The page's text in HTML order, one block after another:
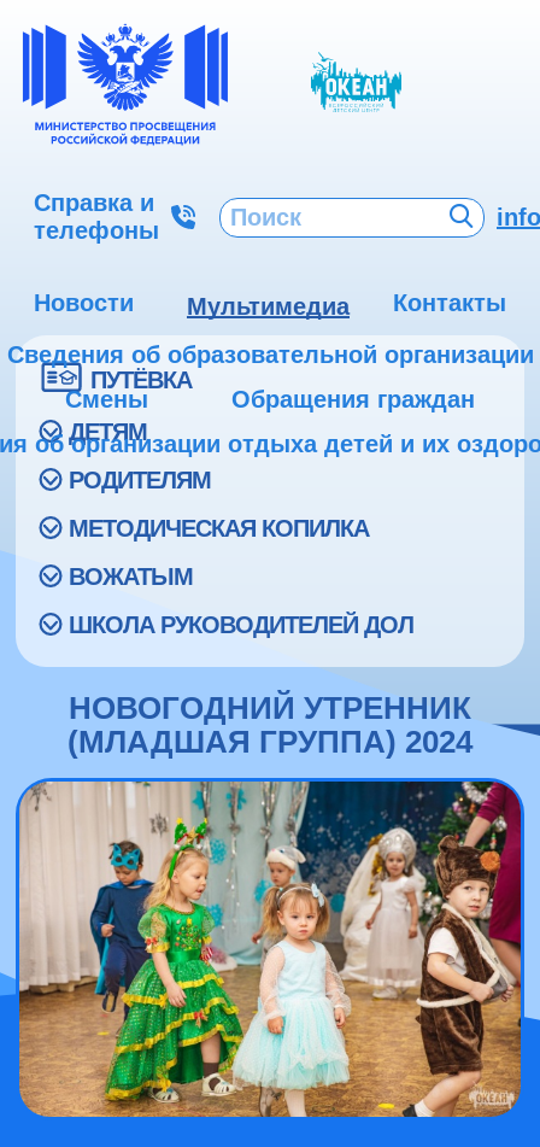
Справка и
телефоны
Новости Мультимедиа
Контакты
Сведения об образовательной организации
Смены
Обращения граждан
об организации отдыха детей и их
ПУТЁВКА
ДЕТЯМ
РОДИТЕЛЯМ
МЕТОДИЧЕСКАЯ КОПИЛКА
ВОЖАТЫМ
ШКОЛА РУКОВОДИТЕЛЕЙ ДОЛ
НОВОГОДНИЙ УТРЕННИК
(МЛАДШАЯ ГРУППА) 2024